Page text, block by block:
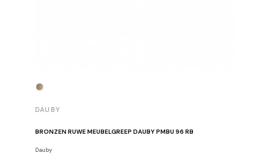
DAUBY
BRONZEN RUWE MEUBELGREEP DAUBY PMBU 96 RB
Dauby